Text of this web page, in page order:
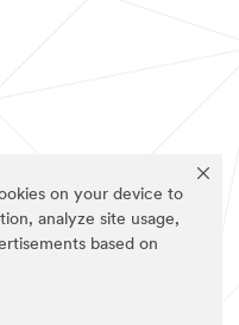
on your device to
analyze site usage,
based on